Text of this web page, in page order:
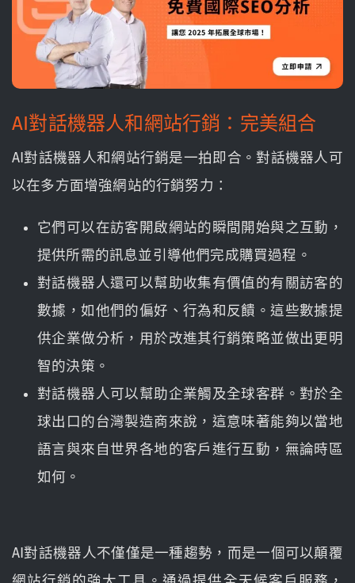
AI對話機器人和網站行銷：完美組合
AI對話機器人和網站行銷是一拍即合。對話機器人可
以在多方面增強網站的行銷努力：
它們可以在訪客開啟網站的瞬間開始與之互動，
提供所需的訊息並引導他們完成購買過程。
對話機器人還可以幫助收集有價值的有關訪客的
數據，如他們的偏好、行為和反饋。這些數據提
供企業做分析，用於改進其行銷策略並做出更明
智的決策。
對話機器人可以幫助企業觸及全球客群。對於全
球出口的台灣製造商來說，這意味著能夠以當地
語言與來自世界各地的客戶進行互動，無論時區
如何。
AI對話機器人不僅僅是一種趨勢，而是一個可以顛覆